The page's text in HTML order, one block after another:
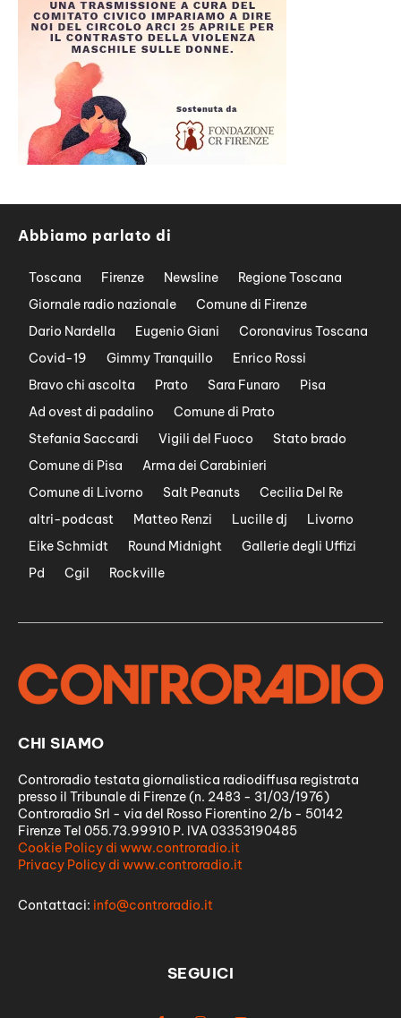
Abbiamo parlato di
Toscana Firenze Newsline
Regione Toscana
Giornale radio nazionale
Comune di Firenze
Dario Nardella
Eugenio Giani
Coronavirus Toscana
Covid-19
Gimmy Tranquillo
Enrico Rossi
Bravo chi ascolta
Prato Sara Funaro
Pisa
Ad ovest di padalino
Comune di Prato
Stefania Saccardi
Vigili del Fuoco
Stato brado
Comune di Pisa
Arma dei Carabinieri
Comune di Livorno
Salt Peanuts
Cecilia Del Re
altri-podcast
Matteo Renzi Lucille dj
Livorno
Eike Schmidt
Round Midnight
Gallerie degli Uffizi
Pd
Cgil Rockville
CHI SIAMO
Controradio testata giornalistica radiodiffusa registrata
presso il Tribunale di Firenze (n. 2483 - 31/03/1976)
Controradio Srl - via del Rosso Fiorentino 2/b - 50142
Firenze Tel 055.73.99910 P. IVA 03353190485
Cookie Policy di www.controradio.it
Privacy Policy di www.controradio.it
Contattaci: info@controradio.it
SEGUICI